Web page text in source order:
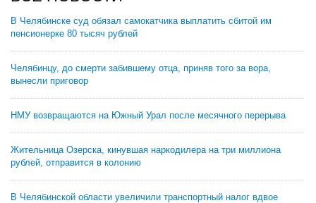
В Челябинске суд обязал самокатчика выплатить сбитой им
пенсионерке 80 тысяч рублей
Челябинцу, до смерти забившему отца, приняв того за вора,
вынесли приговор
НМУ возвращаются на Южный Урал после месячного перерыва
Жительница Озерска, кинувшая наркодилера на три миллиона
рублей, отправится в колонию
В Челябинской области увеличили транспортный налог вдвое